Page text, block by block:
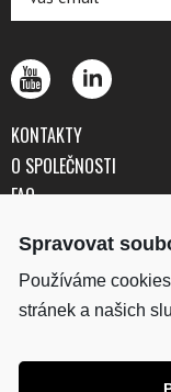
KONTAKTY
O SPOLEČNOSTI
FAQ
OCHRANA OSOBNÍCH
DISKUS, spol. s r.o.
DIČ: CZ41195183
Spravovat
Používáme
stránek a našich